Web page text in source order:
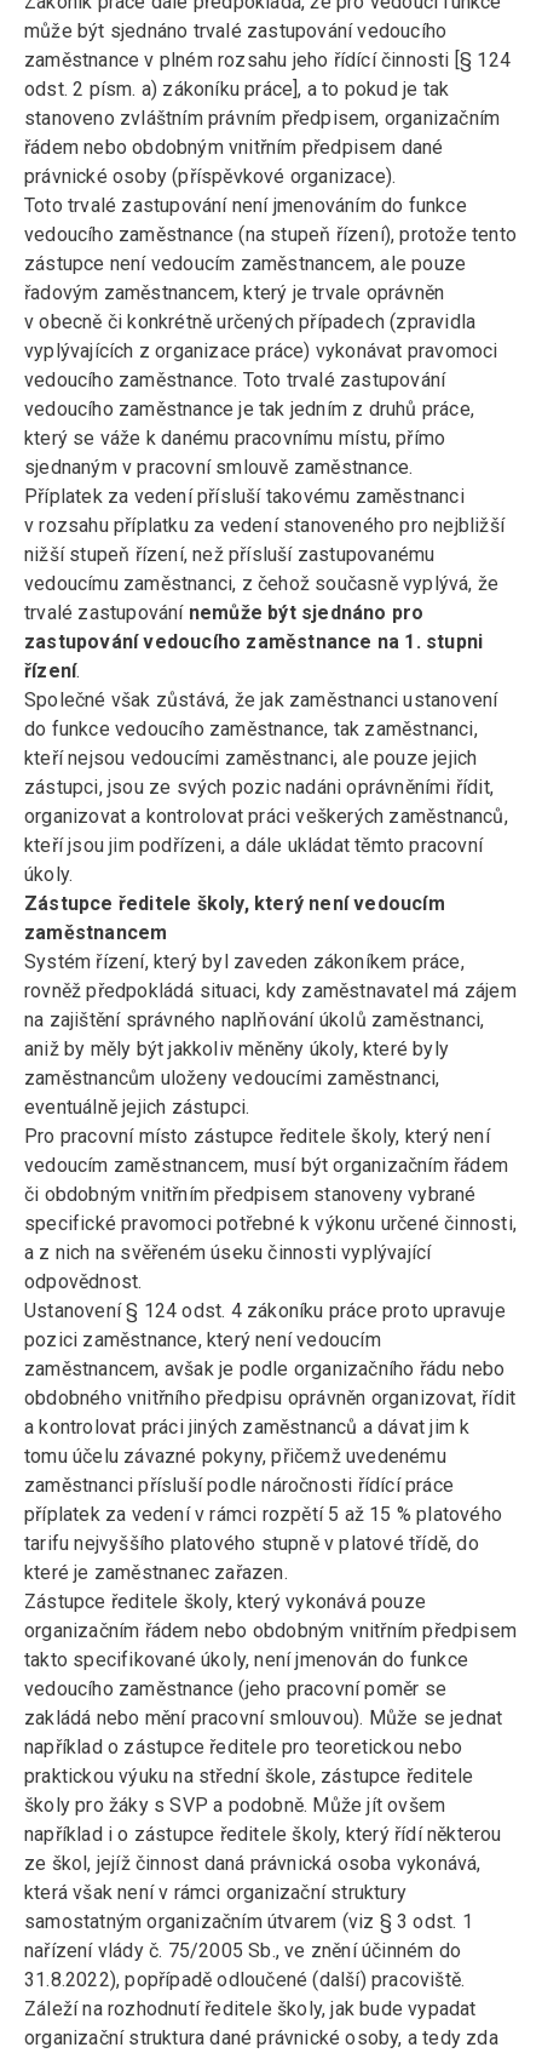
může být sjednáno trvalé zastupování vedoucího
zaměstnance v plném rozsahu jeho řídící činnosti [§ 124
odst. 2 písm. a) zákoníku práce], a to pokud je tak
stanoveno zvláštním právním předpisem, organizačním
řádem nebo obdobným vnitřním předpisem dané
právnické osoby (příspěvkové organizace).
Toto trvalé zastupování není jmenováním do funkce
vedoucího zaměstnance (na stupeň řízení), protože tento
zástupce není vedoucím zaměstnancem, ale pouze
řadovým zaměstnancem, který je trvale oprávněn
v obecně či konkrétně určených případech (zpravidla
vyplývajících z organizace práce) vykonávat pravomoci
vedoucího zaměstnance. Toto trvalé zastupování
vedoucího zaměstnance je tak jedním z druhů práce,
který se váže k danému pracovnímu místu, přímo
sjednaným v pracovní smlouvě zaměstnance.
Příplatek za vedení přísluší takovému zaměstnanci
v rozsahu příplatku za vedení stanoveného pro nejbližší
nižší stupeň řízení, než přísluší zastupovanému
vedoucímu zaměstnanci, z čehož současně vyplývá, že
trvalé zastupování nemůže být sjednáno pro
zastupování vedoucího zaměstnance na 1. stupni
řízení.
Společné však zůstává, že jak zaměstnanci ustanovení
do funkce vedoucího zaměstnance, tak zaměstnanci,
kteří nejsou vedoucími zaměstnanci, ale pouze jejich
zástupci, jsou ze svých pozic nadáni oprávněními řídit,
organizovat a kontrolovat práci veškerých zaměstnanců,
kteří jsou jim podřízeni, a dále ukládat těmto pracovní
úkoly.
Zástupce ředitele školy, který není vedoucím
zaměstnancem
Systém řízení, který byl zaveden zákoníkem práce,
rovněž předpokládá situaci, kdy zaměstnavatel má zájem
na zajištění správného naplňování úkolů zaměstnanci,
aniž by měly být jakkoliv měněny úkoly, které byly
zaměstnancům uloženy vedoucími zaměstnanci,
eventuálně jejich zástupci.
Pro pracovní místo zástupce ředitele školy, který není
vedoucím zaměstnancem, musí být organizačním řádem
či obdobným vnitřním předpisem stanoveny vybrané
specifické pravomoci potřebné k výkonu určené činnosti,
a z nich na svěřeném úseku činnosti vyplývající
odpovědnost.
Ustanovení § 124 odst. 4 zákoníku práce proto upravuje
pozici zaměstnance, který není vedoucím
zaměstnancem, avšak je podle organizačního řádu nebo
obdobného vnitřního předpisu oprávněn organizovat, řídit
a kontrolovat práci jiných zaměstnanců a dávat jim k
tomu účelu závazné pokyny, přičemž uvedenému
zaměstnanci přísluší podle náročnosti řídící práce
příplatek za vedení v rámci rozpětí 5 až 15 % platového
tarifu nejvyššího platového stupně v platové třídě, do
které je zaměstnanec zařazen.
Zástupce ředitele školy, který vykonává pouze
organizačním řádem nebo obdobným vnitřním předpisem
takto specifikované úkoly, není jmenován do funkce
vedoucího zaměstnance (jeho pracovní poměr se
zakládá nebo mění pracovní smlouvou). Může se jednat
například o zástupce ředitele pro teoretickou nebo
praktickou výuku na střední škole, zástupce ředitele
školy pro žáky s SVP a podobně. Může jít ovšem
například i o zástupce ředitele školy, který řídí některou
ze škol, jejíž činnost daná právnická osoba vykonává,
která však není v rámci organizační struktury
samostatným organizačním útvarem (viz § 3 odst. 1
nařízení vlády č. 75/2005 Sb., ve znění účinném do
31.8.2022), popřípadě odloučené (další) pracoviště.
Záleží na rozhodnutí ředitele školy, jak bude vypadat
organizační struktura dané právnické osoby, a tedy zda